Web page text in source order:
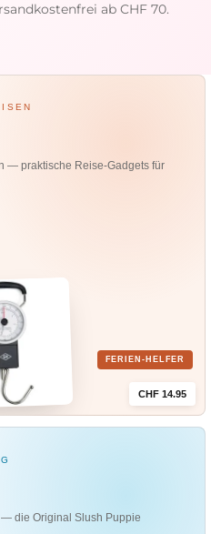
ab CHF 70.
— praktische Reise-Gadgets für
FERIEN-HELFER
CHF 14.95
— die Original Slush Puppie